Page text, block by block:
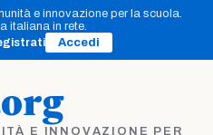
e innovazione per la scuola.
italiana in rete.
Accedi
E INNOVAZIONE PER